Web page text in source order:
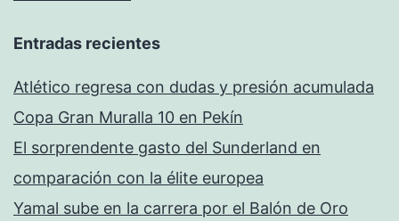
Entradas recientes
Atlético regresa con dudas y presión acumulada
Copa Gran Muralla 10 en Pekín
El sorprendente gasto del Sunderland en
comparación con la élite europea
Yamal sube en la carrera por el Balón de Oro